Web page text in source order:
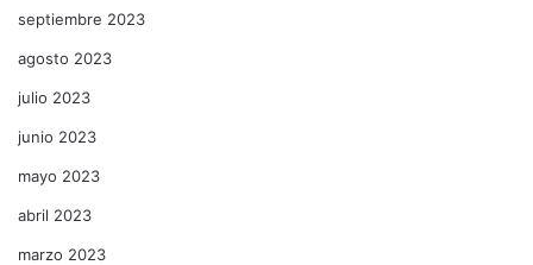
septiembre 2023
agosto 2023
julio 2023
junio 2023
mayo 2023
abril 2023
marzo 2023